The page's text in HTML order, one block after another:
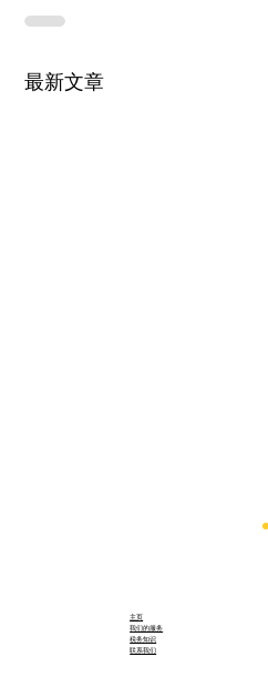
最新文章
主页
我们的服务
税务知识
联系我们